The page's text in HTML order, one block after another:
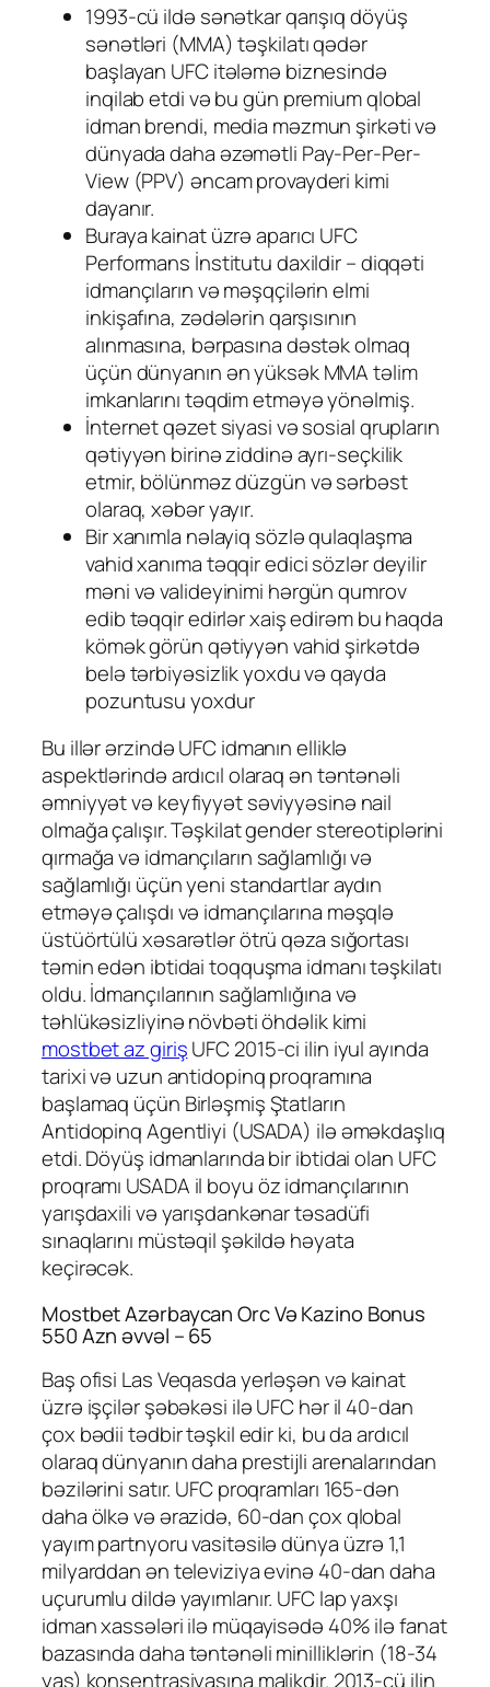
1993-cü ildə sənətkar qarışıq döyüş
sənətləri (MMA) təşkilatı qədər
başlayan UFC itələmə biznesində
inqilab etdi və bu gün premium qlobal
idman brendi, media məzmun şirkəti və
dünyada daha əzəmətli Pay-Per-Per-
View (PPV) əncam provayderi kimi
dayanır.
Buraya kainat üzrə aparıcı UFC
Performans İnstitutu daxildir – diqqəti
idmançıların və məşqçilərin elmi
inkişafına, zədələrin qarşısının
alınmasına, bərpasına dəstək olmaq
üçün dünyanın ən yüksək MMA təlim
imkanlarını təqdim etməyə yönəlmiş.
İnternet qəzet siyasi və sosial qrupların
qətiyyən birinə ziddinə ayrı-seçkilik
etmir, bölünməz düzgün və sərbəst
olaraq, xəbər yayır.
Bir xanımla nəlayiq sözlə qulaqlaşma
vahid xanıma təqqir edici sözlər deyilir
məni və valideyinimi hərgün qumrov
edib təqqir edirlər xaiş edirəm bu haqda
kömək görün qətiyyən vahid şirkətdə
belə tərbiyəsizlik yoxdu və qayda
pozuntusu yoxdur
Bu illər ərzində UFC idmanın elliklə
aspektlərində ardıcıl olaraq ən təntənəli
əmniyyət və keyfiyyət səviyyəsinə nail
olmağa çalışır. Təşkilat gender stereotiplərini
qırmağa və idmançıların sağlamlığı və
sağlamlığı üçün yeni standartlar aydın
etməyə çalışdı və idmançılarına məşqlə
üstüörtülü xəsarətlər ötrü qəza sığortası
təmin edən ibtidai toqquşma idmanı təşkilatı
oldu. İdmançılarının sağlamlığına və
təhlükəsizliyinə növbəti öhdəlik kimi
mostbet az girişUFC 2015-ci ilin iyul ayında
tarixi və uzun antidopinq proqramına
başlamaq üçün Birləşmiş Ştatların
Antidopinq Agentliyi (USADA) ilə əməkdaşlıq
etdi. Döyüş idmanlarında bir ibtidai olan UFC
proqramı USADA il boyu öz idmançılarının
yarışdaxili və yarışdankənar təsadüfi
sınaqlarını müstəqil şəkildə həyata
keçirəcək.
Mostbet Azərbaycan Orc Və Kazino Bonus
550 Azn əvvəl – 65
Baş ofisi Las Veqasda yerləşən və kainat
üzrə işçilər şəbəkəsi ilə UFC hər il 40-dan
çox bədii tədbir təşkil edir ki, bu da ardıcıl
olaraq dünyanın daha prestijli arenalarından
bəzilərini satır. UFC proqramları 165-dən
daha ölkə və ərazidə, 60-dan çox qlobal
yayım partnyoru vasitəsilə dünya üzrə 1,1
milyarddan ən televiziya evinə 40-dan daha
uçurumlu dildə yayımlanır. UFC lap yaxşı
idman xassələri ilə müqayisədə 40% ilə fanat
bazasında daha təntənəli minilliklərin (18-34
yaş) konsentrasiyasına malikdir. 2013-cü ilin